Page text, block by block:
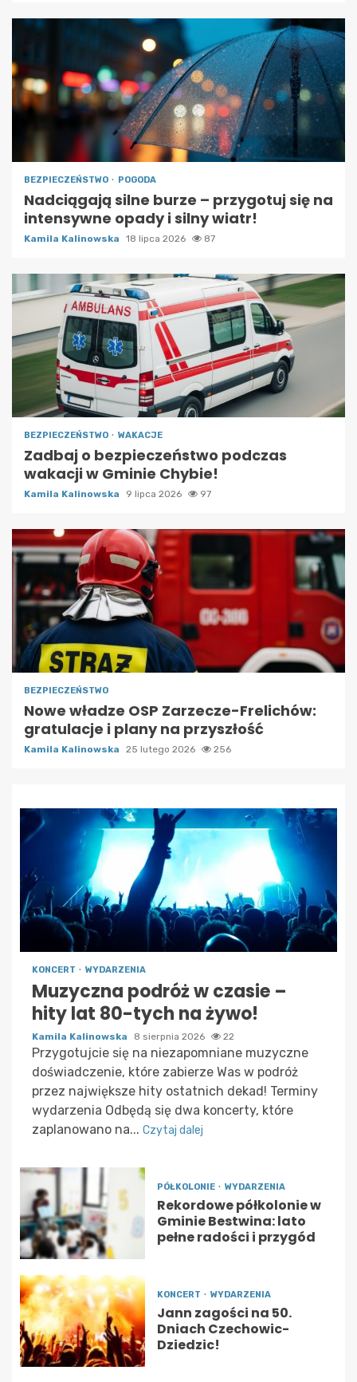
BEZPIECZEŃSTWO POGODA
Nadciągają silne burze – przygotuj się na
intensywne opady i silny wiatr!
Kamila Kalinowska 18 lipca 2026 87
BEZPIECZEŃSTWO WAKACJE
Zadbaj o bezpieczeństwo podczas
wakacji w Gminie Chybie!
Kamila Kalinowska 9 lipca 2026 97
BEZPIECZEŃSTWO
Nowe władze OSP Zarzecze-Frelichów:
gratulacje i plany na przyszłość
Kamila Kalinowska 25 lutego 2026 256
KONCERT WYDARZENIA
Muzyczna podróż w czasie –
hity lat 80-tych na żywo!
Kamila Kalinowska 8 sierpnia 2026 22
Przygotujcie się na niezapomniane muzyczne
doświadczenie, które zabierze Was w podróż
przez największe hity ostatnich dekad! Terminy
wydarzenia Odbędą się dwa koncerty, które
zaplanowano na... Czytaj dalej
PÓŁKOLONIE WYDARZENIA
Rekordowe półkolonie w
Gminie Bestwina: lato
pełne radości i przygód
KONCERT WYDARZENIA
Jann zagości na 50.
Dniach Czechowic-
Dziedzic!